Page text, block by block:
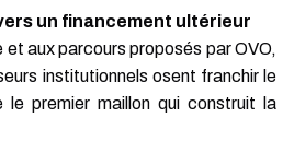
un financement ultérieur
aux parcours proposés par OVO,
institutionnels osent franchir le
premier maillon qui construit la